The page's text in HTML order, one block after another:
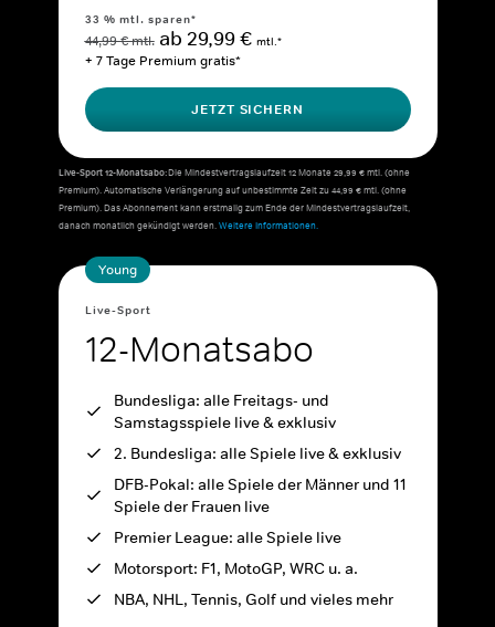
33 % mtl. sparen*
44,99 € mtl. ab 29,99 € mtl.*
+ 7 Tage Premium gratis*
JETZT SICHERN
Live-Sport 12-Monatsabo:Die Mindestvertragslaufzeit 12 Monate 29,99 € mtl. (ohne
Premium). Automatische Verlängerung auf unbestimmte Zeit zu 44,99 € mtl. (ohne
Premium). Das Abonnement kann erstmalig zum Ende der Mindestvertragslaufzeit,
danach monatlich gekündigt werden.Weitere Informationen.
Young
Live-Sport
12-Monatsabo
Bundesliga: alle Freitags- und
Samstagsspiele live & exklusiv
2. Bundesliga: alle Spiele live & exklusiv
DFB-Pokal: alle Spiele der Männer und 11
Spiele der Frauen live
Premier League: alle Spiele live
Motorsport: F1, MotoGP, WRC u. a.
NBA, NHL, Tennis, Golf und vieles mehr